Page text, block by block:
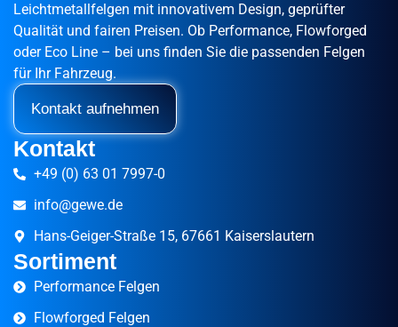
Leichtmetallfelgen mit innovativem Design, geprüfter
Qualität und fairen Preisen. Ob Performance, Flowforged
oder Eco Line – bei uns finden Sie die passenden Felgen
für Ihr Fahrzeug.
Kontakt aufnehmen
Kontakt
+49 (0) 63 01 7997-0
info@gewe.de
Hans-Geiger-Straße 15, 67661 Kaiserslautern
Sortiment
Performance Felgen
Flowforged Felgen